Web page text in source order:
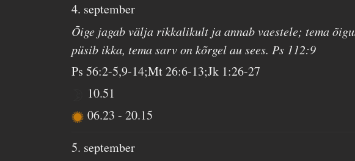
4. september
Õige jagab välja rikkalikult ja annab vaestele; tema
püsib ikka, tema sarv on kõrgel au sees. Ps 112:9
Ps 56:2-5,9-14;Mt 26:6-13;Jk 1:26-27
10.51
06.23-20.15
5. september